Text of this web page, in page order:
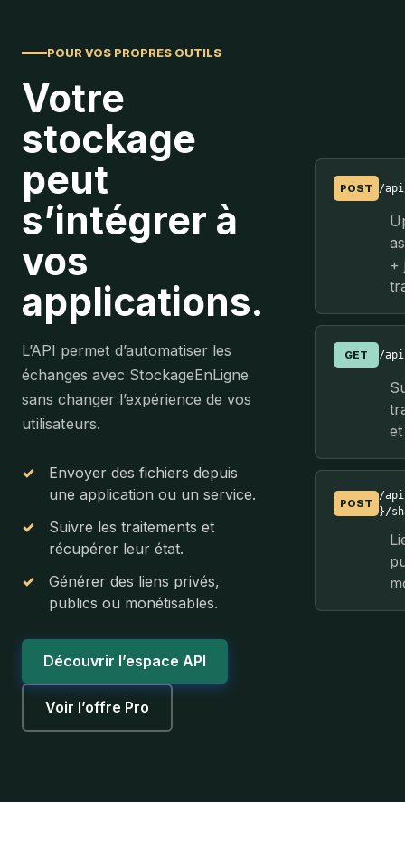
POUR VOS PROPRES OUTILS
Votre
stockage
peut
s’intégrer à
vos
applications.
L’API permet d’automatiser les
échanges avec StockageEnLigne
sans changer l’expérience de vos
utilisateurs.
✓
Envoyer des fichiers depuis
une application ou un service.
✓
Suivre les traitements et
récupérer leur état.
✓
Générer des liens privés,
publics ou monétisables.
Découvrir l’espace API
Voir l’offre Pro
POST /
+
GET /
POST
/
}/